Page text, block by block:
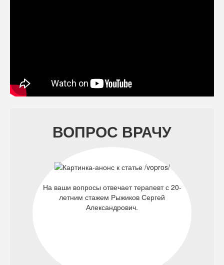
ВОПРОС ВРАЧУ
На ваши вопросы отвечает терапевт с 20-
летним стажем Рыжиков Сергей
Александрович.